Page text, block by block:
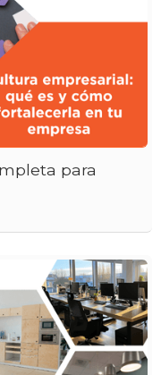
para